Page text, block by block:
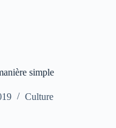
simple
Culture